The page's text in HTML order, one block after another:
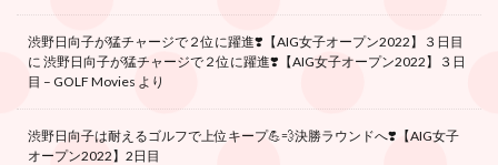
渋野日向子が猛チャージで２位に躍進❣️【AIG女子オープン2022】３日目
に 渋野日向子が猛チャージで２位に躍進❣️【AIG女子オープン2022】３日
目 – GOLF Movies より
渋野日向子は耐えるゴルフで上位キープ💪💨決勝ラウンドへ❣️【AIG女子
オープン2022】2日目